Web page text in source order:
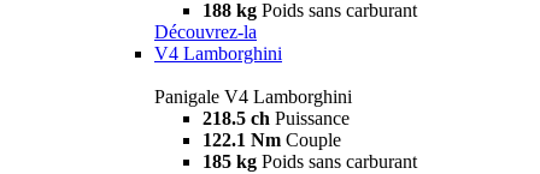
188 kg Poids sans carburant
Découvrez-la
V4 Lamborghini
Panigale V4 Lamborghini
218.5 ch Puissance
122.1 Nm Couple
185 kg Poids sans carburant